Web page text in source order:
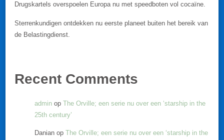
Drugskartels overspoelen Europa nu met speedboten vol cocaïne.
Sterrenkundigen ontdekken nu eerste planeet buiten het bereik van
de Belastingdienst.
Recent Comments
admin op The Orville; een serie nu over een ‘starship in the
25th century’
Danian op The Orville; een serie nu over een ‘starship in the